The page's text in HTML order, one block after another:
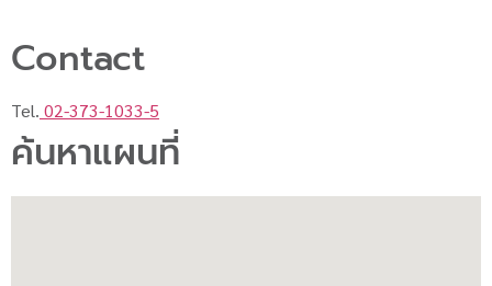
Contact
Tel. 02-373-1033-5
ค้นหาแผนที่